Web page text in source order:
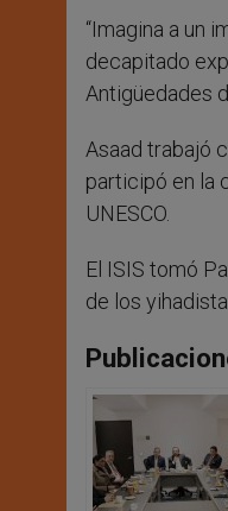
“Imagina a un
decapitado
Antigüedades
Asaad trabajó
participó en la
UNESCO.
El ISIS tomó
de los